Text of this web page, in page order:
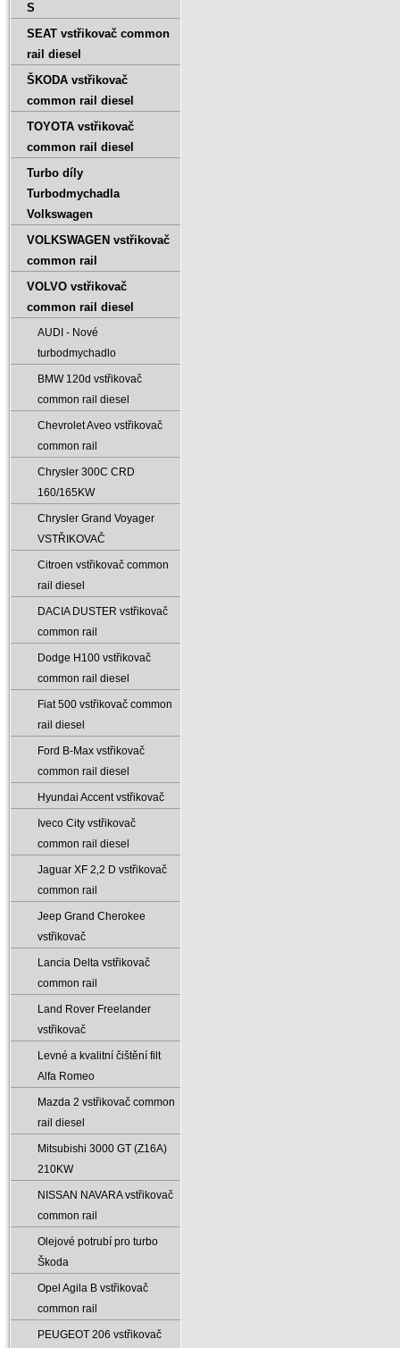
S
SEAT vstřikovač common
rail diesel
ŠKODA vstřikovač
common rail diesel
TOYOTA vstřikovač
common rail diesel
Turbo díly
Turbodmychadla
Volkswagen
VOLKSWAGEN vstřikovač
common rail
VOLVO vstřikovač
common rail diesel
AUDI - Nové
turbodmychadlo
BMW 120d vstřikovač
common rail diesel
Chevrolet Aveo vstřikovač
common rail
Chrysler 300C CRD
160/165KW
Chrysler Grand Voyager
VSTŘIKOVAČ
Citroen vstřikovač common
rail diesel
DACIA DUSTER vstřikovač
common rail
Dodge H100 vstřikovač
common rail diesel
Fiat 500 vstřikovač common
rail diesel
Ford B-Max vstřikovač
common rail diesel
Hyundai Accent vstřikovač
Iveco City vstřikovač
common rail diesel
Jaguar XF 2‚2 D vstřikovač
common rail
Jeep Grand Cherokee
vstřikovač
Lancia Delta vstřikovač
common rail
Land Rover Freelander
vstřikovač
Levné a kvalitní čištění filt
Alfa Romeo
Mazda 2 vstřikovač common
rail diesel
Mitsubishi 3000 GT (Z16A)
210KW
NISSAN NAVARA vstřikovač
common rail
Olejové potrubí pro turbo
Škoda
Opel Agila B vstřikovač
common rail
PEUGEOT 206 vstřikovač